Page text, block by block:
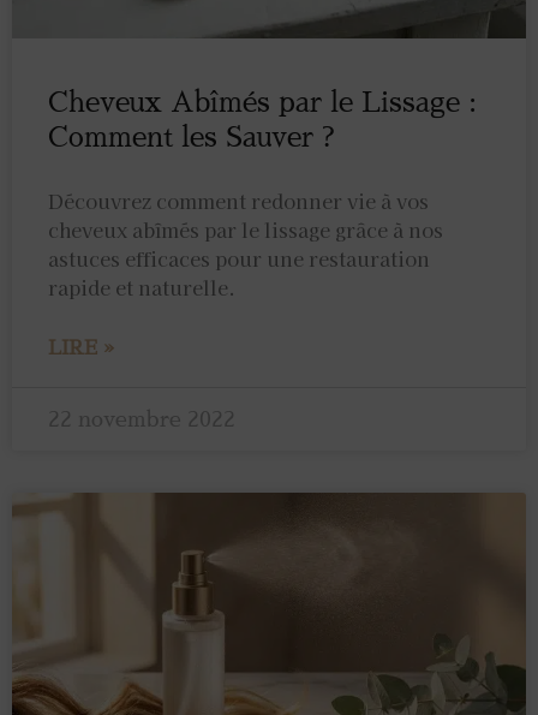
Cheveux Abîmés par le Lissage :
Comment les Sauver ?
Découvrez comment redonner vie à vos
cheveux abîmés par le lissage grâce à nos
astuces efficaces pour une restauration
rapide et naturelle.
LIRE »
22 novembre 2022